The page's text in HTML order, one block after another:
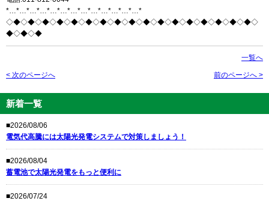
*…*…*…*…*…*…*…*…*…*…*…*…*…*
◇◆◇◆◇◆◇◆◇◆◇◆◇◆◇◆◇◆◇◆◇◆◇◆◇◆◇◆◇◆◇◆◇◆◇
◆◇◆◇◆
一覧へ
< 次のページへ 前のページへ >
新着一覧
■2026/08/06
電気代高騰には太陽光発電システムで対策しましょう！
■2026/08/04
蓄電池で太陽光発電をもっと便利に
■2026/07/24